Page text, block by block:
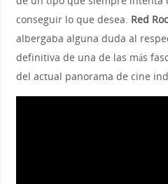
conseguir lo que desea. Red
albergaba alguna duda al
definitiva de una de las más
del actual panorama de cine